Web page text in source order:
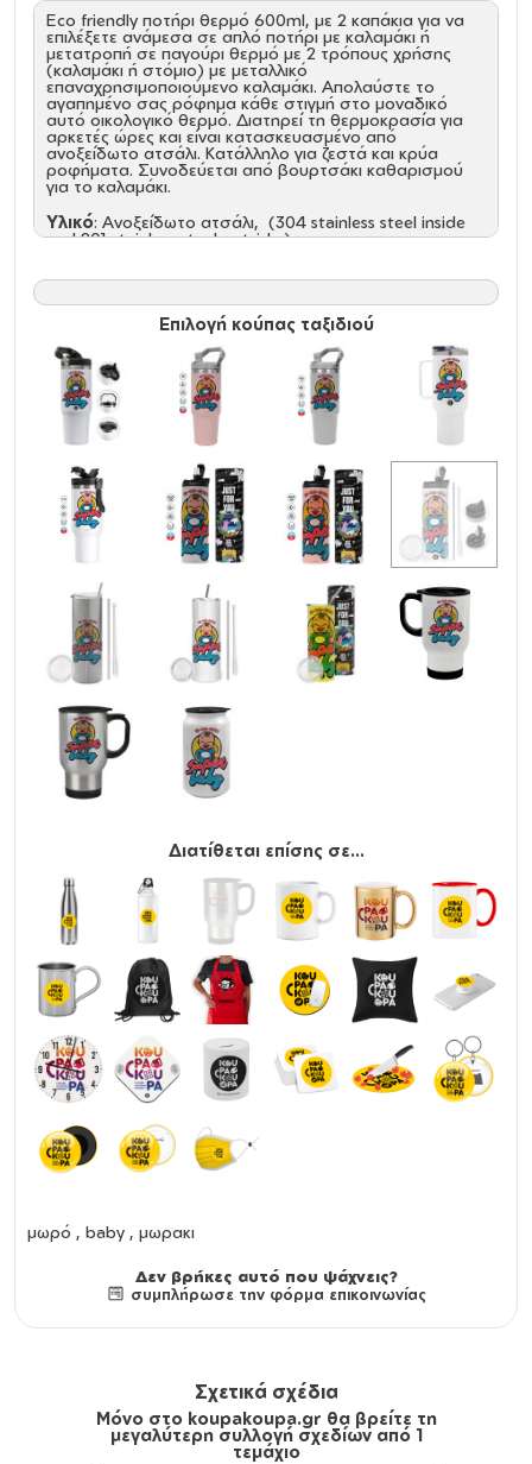
Eco friendly ποτήρι θερμό 600ml, με 2 καπάκια για να
επιλέξετε ανάμεσα σε απλό ποτήρι με καλαμάκι ή
μετατροπή σε παγούρι θερμό με 2 τρόπους χρήσης
(καλαμάκι ή στόμιο) με μεταλλικό
επαναχρησιμοποιούμενο καλαμάκι. Απολαύστε το
αγαπημένο σας ρόφημα κάθε στιγμή στο μοναδικό
αυτό οικολογικό θερμό. Διατηρεί τη θερμοκρασία για
αρκετές ώρες και είναι κατασκευασμένο από
ανοξείδωτο ατσάλι. Κατάλληλο για ζεστά και κρύα
ροφήματα. Συνοδεύεται από βουρτσάκι καθαρισμού
για το καλαμάκι.
Υλικό: Ανοξείδωτο ατσάλι, (304 stainless steel inside
and 201 stainless steel outside.)
Χωρητικότητα: 600ml / 20oz
Χρήση: ΖΕΣΤΑ, ΚΡΥΟ
Καλαμάκι ανοξείδωτο με βουρτσάκι καθαρισμού
Καπάκι : NAI, 2 καπάκια για να επιλέξετε ανάμεσα σε
απλό ποτήρι με καλαμάκι ή μετατροπή σε
παγούρι θερμό με 2 τρόπους χρήσης (καλαμάκι ή
στόμιο)
Για θήκη αυτοκινήτου
Όξινα : ΝΑΙ
Καθαρισμός και Συντήρηση:
Πριν την πρώτη χρήση και τον καθημερινό καθαρισμό,
πλύνετε με το χέρι με σαπούνι αραιωμένο σε ζεστό
νερό. Κρατήστε το ακάλυπτο και άδειο για την
αποθήκευση, Δεν είναι ασφαλές στο πλυντήριο πιάτων,
Δεν είναι κατάλληλο για φούρνο μικροκυμάτων, Μην
Παρατήρηση
: Τα παγούρια/θερμός με καπάκι που
διαθέτει ανοιγόμενα μέρη (στόμιο ή κουμπί) δεν
διαθέτουν βιδωτό μηχανισμό ασφαλείας. Προσφέρουν
μόνο βασική προστασία από διαρροές και είναι πιθανό,
σε πλάγια ή ανάποδη θέση, καθώς και σε τσάντα με
έντονη κίνηση, να παρουσιαστούν διαρροές από το
καπάκι.
Επιλογή κούπας ταξιδιού
Διατίθεται επίσης σε...
μωρό , baby , μωρακι
Δεν βρήκες αυτό που ψάχνεις?
συμπλήρωσε την φόρμα επικοινωνίας
Σχετικά σχέδια
Μόνο στο koupakoupa.gr θα βρείτε τη
μεγαλύτερη συλλογή σχεδίων από 1
τεμάχιο